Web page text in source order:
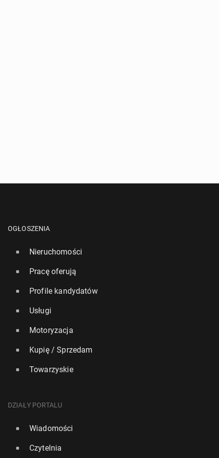
dził podatek tu­ry­stycz­ny
OGŁOSZENIA
Nieruchomości
Pracę oferują
Profile kandydatów
Usługi
Motoryzacja
Kupię / Sprzedam
Towarzyskie
DZIAŁY PORTALU
Wiadomości
Czytelnia